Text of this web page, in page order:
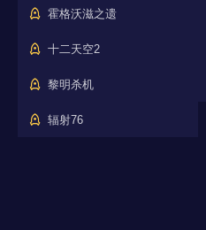
霍格沃滋之遗
十二天空2
黎明杀机
辐射76